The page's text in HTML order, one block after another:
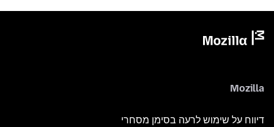
Mozilla
דיווח על שימוש לרעה בסימן מסחרי